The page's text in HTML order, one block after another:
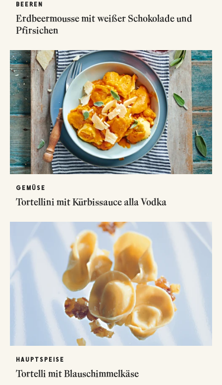
BEEREN
Erdbeermousse mit weißer Schokolade und
Pfirsichen
GEMÜSE
Tortellini mit Kürbissauce alla Vodka
HAUPTSPEISE
Tortelli mit Blauschimmelkäse